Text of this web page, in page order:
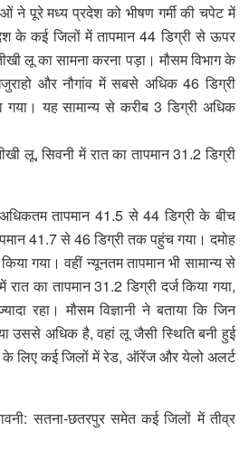
ने पूरे मध्य प्रदेश को भीषण गर्मी की चपेट में
के कई जिलों में तापमान 44 डिग्री से ऊपर
लू का सामना करना पड़ा। मौसम विभाग के
और नौगांव में सबसे अधिक 46 डिग्री
गया। यह सामान्य से करीब 3 डिग्री अधिक
लू, सिवनी में रात का तापमान 31.2 डिग्री
तापमान 41.5 से 44 डिग्री के बीच
41.7 से 46 डिग्री तक पहुंच गया। दमोह
गया। वहीं न्यूनतम तापमान भी सामान्य से
का तापमान 31.2 डिग्री दर्ज किया गया,
रहा। मौसम विज्ञानी ने बताया कि जिन
या उससे अधिक है, वहां लू जैसी स्थिति बनी हुई
के लिए कई जिलों में रेड, ऑरेंज और येलो अलर्ट
सतना-छतरपुर समेत कई जिलों में तीव्र